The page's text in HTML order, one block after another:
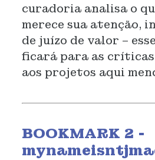
curadoria analisa o
merece sua atenção,
de juízo de valor –
ficará para as críticas
aos projetos aqui
BOOKMARK 2 -